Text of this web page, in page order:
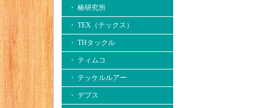
・ 椿研究所
・ TEX（テックス）
・ THタックル
・ ティムコ
・ テッケルルアー
・ デプス